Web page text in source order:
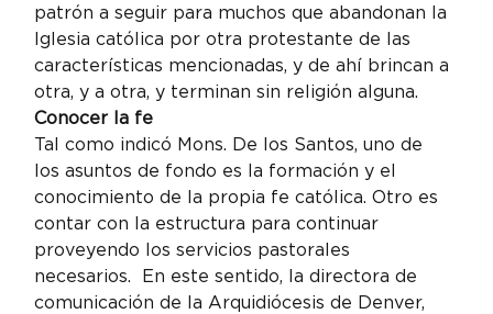
patrón a seguir para muchos que abandonan la
Iglesia católica por otra protestante de las
características mencionadas, y de ahí brincan a
otra, y a otra, y terminan sin religión alguna.
Conocer la fe
Tal como indicó Mons. De los Santos, uno de
los asuntos de fondo es la formación y el
conocimiento de la propia fe católica. Otro es
contar con la estructura para continuar
proveyendo los servicios pastorales
necesarios.  En este sentido, la directora de
comunicación de la Arquidiócesis de Denver,